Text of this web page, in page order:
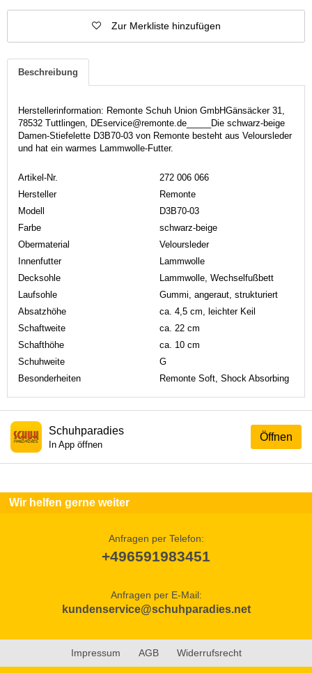
Zur Merkliste hinzufügen
Beschreibung
Herstellerinformation: Remonte Schuh Union GmbHGänsäcker 31,
78532 Tuttlingen, DEservice@remonte.de_____Die schwarz-beige
Damen-Stiefelette D3B70-03 von Remonte besteht aus Veloursleder
und hat ein warmes Lammwolle-Futter.
Artikel-Nr.
272 006 066
Hersteller
Remonte
Modell
D3B70-03
Farbe
schwarz-beige
Obermaterial
Veloursleder
Innenfutter
Lammwolle
Decksohle
Lammwolle, Wechselfußbett
Laufsohle
Gummi, angeraut, strukturiert
Absatzhöhe
ca. 4,5 cm, leichter Keil
Schaftweite
ca. 22 cm
Schafthöhe
ca. 10 cm
Schuhweite
G
Besonderheiten
Remonte Soft, Shock Absorbing
Öffnen
Schuhparadies
In App öffnen
Wir helfen gerne weiter
Anfragen per Telefon:
+496591983451
Anfragen per E-Mail:
kundenservice@schuhparadies.net
Impressum AGB Widerrufsrecht